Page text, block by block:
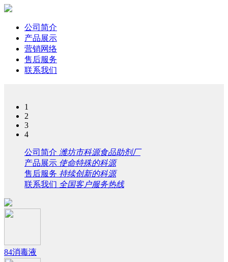
公司简介
产品展示
营销网络
售后服务
联系我们
1
2
3
4
公司简介 潍坊市科源食品助剂厂
产品展示 使命特殊的科源
售后服务 持续创新的科源
联系我们 全国客户服务热线
84消毒液